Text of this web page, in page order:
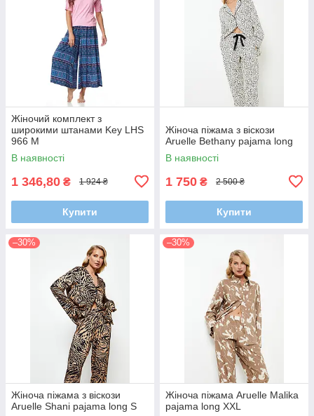
Жіночий комплект з
широкими штанами Key LHS
966 M
В наявності
1 346,80 ₴ 1 924 ₴
Купити
Жіноча піжама з віскози
Aruelle Bethany pajama long
В наявності
1 750 ₴ 2 500 ₴
Купити
–30%
Жіноча піжама з віскози
Aruelle Shani pajama long S
–30%
Жіноча піжама Aruelle Malika
pajama long XXL